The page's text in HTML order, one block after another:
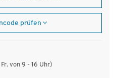
prüfen
Fr. von 9 - 16 Uhr)